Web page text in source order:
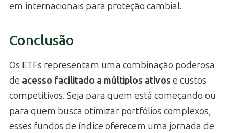
em internacionais para proteção cambial.
Conclusão
Os ETFs representam uma combinação poderosa
de acesso facilitado a múltiplos ativos e custos
competitivos. Seja para quem está começando ou
para quem busca otimizar portfólios complexos,
esses fundos de índice oferecem uma jornada de